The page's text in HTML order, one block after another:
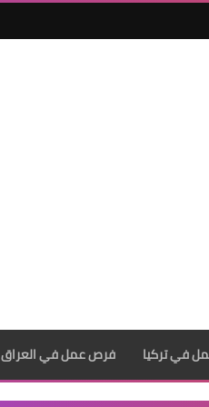
في تركيا فرص عمل في العراق